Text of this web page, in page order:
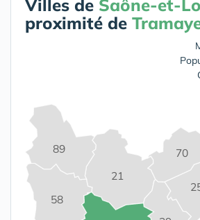
Villes de Saône-et-
proximité de
21
58
70
89